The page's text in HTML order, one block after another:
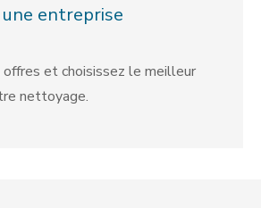
une entreprise
offres et choisissez le meilleur
nettoyage.